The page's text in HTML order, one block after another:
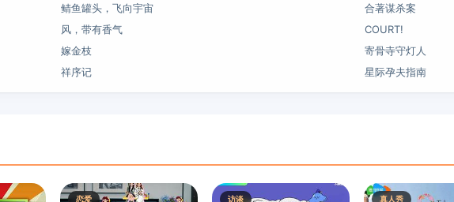
鲭鱼罐头，飞向宇宙
合著谋杀案
风，带有香气
COURT!
嫁金枝
寄骨寺守灯人
祥序记 星际孕夫指南
恋爱 访谈 真人秀